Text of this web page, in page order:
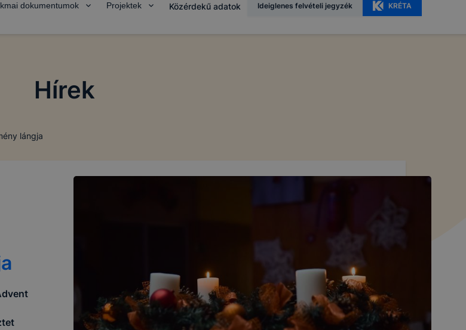
dokumentumok Projektek Közérdekű adatok Ideiglenes felvételi jegyzék KRÉTA
Hírek
lángja